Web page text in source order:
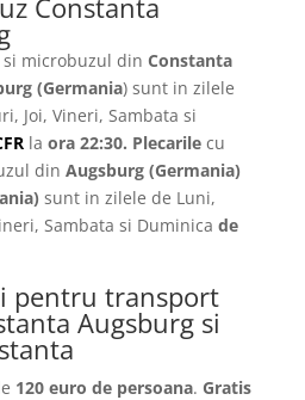
microbuzul din Constanta
(Germania) sunt in zilele
Joi, Vineri, Sambata si
la ora 22:30. Plecarilecu
din Augsburg (Germania)
sunt in zilele de Luni,
Sambata si Duminica de
pentru transport
Augsburg si
120 euro de persoana. Gratis